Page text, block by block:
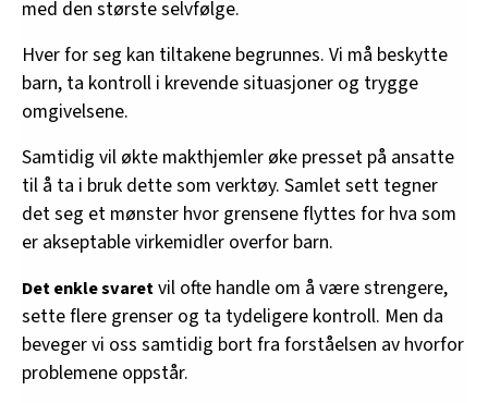
med den største selvfølge.
Hver for seg kan tiltakene begrunnes. Vi må beskytte
barn, ta kontroll i krevende situasjoner og trygge
omgivelsene.
Samtidig vil økte makthjemler øke presset på ansatte
til å ta i bruk dette som verktøy. Samlet sett tegner
det seg et mønster hvor grensene flyttes for hva som
er akseptable virkemidler overfor barn.
Det enkle svaretvil ofte handle om å være strengere,
sette flere grenser og ta tydeligere kontroll. Men da
beveger vi oss samtidig bort fra forståelsen av hvorfor
problemene oppstår.